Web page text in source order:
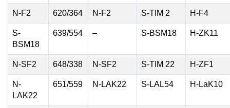
N-F2 620/364 N-F2 S-TIM 2 H-F4
S-
BSM18
639/554 – S-BSM18 H-ZK11
N-SF2 648/338 N-SF2 S-TIM 22 H-ZF1
N-
LAK22
651/559 N-LAK22 S-LAL54 H-LaK10